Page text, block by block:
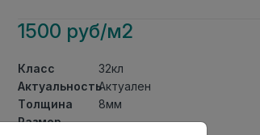
1500 руб/м2
Класс
32кл
АктуальностьАктуален
Толщина
8мм
Размер